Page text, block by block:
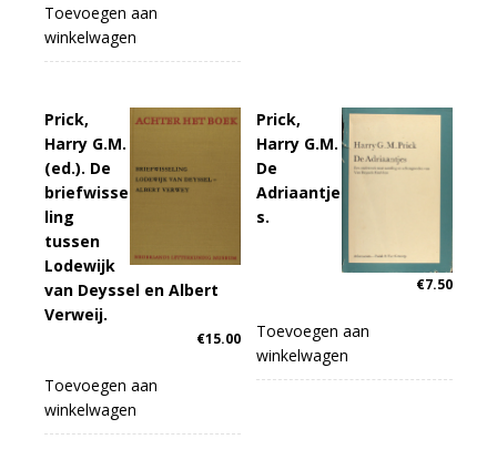
Toevoegen aan
winkelwagen
Prick,
Harry G.M.
(ed.). De
briefwisse
ling
tussen
Lodewijk
van Deyssel en Albert
Verweij.
€15.00
Toevoegen aan
winkelwagen
Prick,
Harry G.M.
De
Adriaantje
s.
€7.50
Toevoegen aan
winkelwagen